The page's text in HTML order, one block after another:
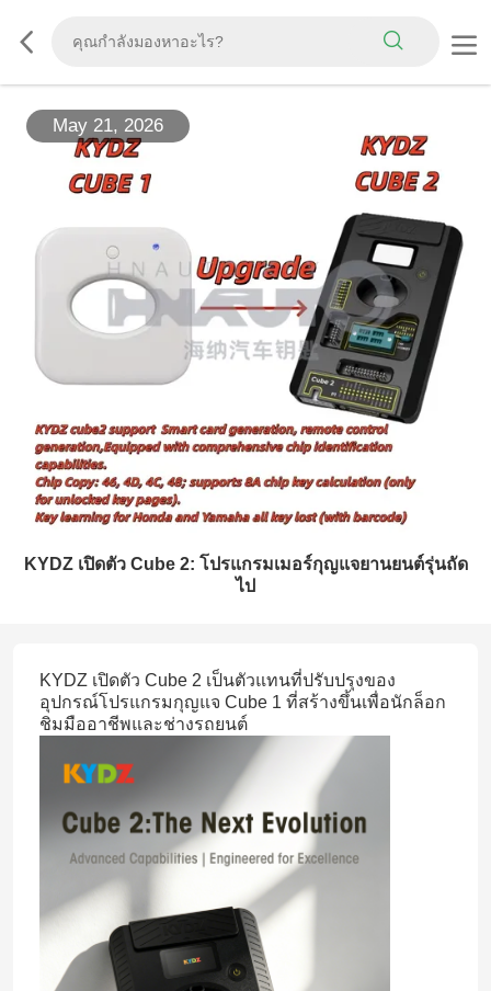
May 21, 2026
KYDZ เปิดตัว Cube 2: โปรแกรมเมอร์กุญแจยานยนต์รุ่นถัด
ไป
KYDZ เปิดตัว Cube 2 เป็นตัวแทนที่ปรับปรุงของ
อุปกรณ์โปรแกรมกุญแจ Cube 1 ที่สร้างขึ้นเพื่อนักล็อก
ชิมมืออาชีพและช่างรถยนต์